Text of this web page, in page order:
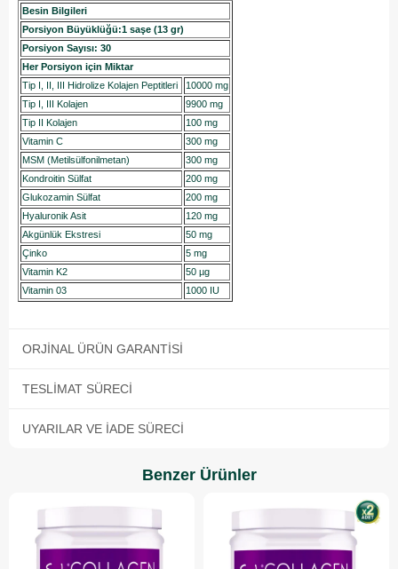
Besin Bilgileri
Porsiyon Büyüklüğü:1 saşe (13 gr)
Porsiyon Sayısı: 30
Her Porsiyon için Miktar
Tip I, II, III Hidrolize Kolajen Peptitleri
10000 mg
Tip I, III Kolajen
9900 mg
Tip II Kolajen
100 mg
Vitamin C
300 mg
MSM (Metilsülfonilmetan)
300 mg
Kondroitin Sülfat
200 mg
Glukozamin Sülfat
200 mg
Hyaluronik Asit
120 mg
Akgünlük Ekstresi
50 mg
Çinko
5 mg
Vitamin K2
50 µg
Vitamin 03
1000 IU
ORJINAL ÜRÜN GARANTISI
TESLIMAT SÜRECI
UYARILAR VE İADE SÜRECI
Benzer Ürünler